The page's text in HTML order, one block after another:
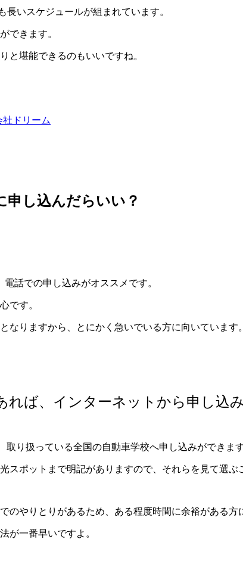
いスケジュールが組まれています。
できます。
と堪能できるのもいいですね。
ドリーム
し込んだらいい？
話での申し込みがオススメです。
です。
なりますから、とにかく急いでいる方に向いています
ば、インターネットから申し込
り扱っている全国の自動車学校へ申し込みができま
スポットまで明記がありますので、それらを見て選ぶ
のやりとりがあるため、ある程度時間に余裕がある方
が一番早いですよ。